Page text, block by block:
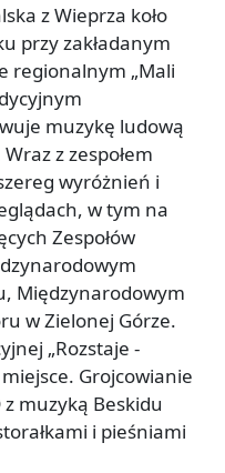
z Wieprza koło
przy zakładanym
regionalnym „Mali
muzykę ludową
z zespołem
wyróżnień i
w tym na
Zespołów
Międzynarodowym
w Zielonej Górze.
„Rozstaje -
miejsce. Grojcowianie
muzyką Beskidu
i pieśniami